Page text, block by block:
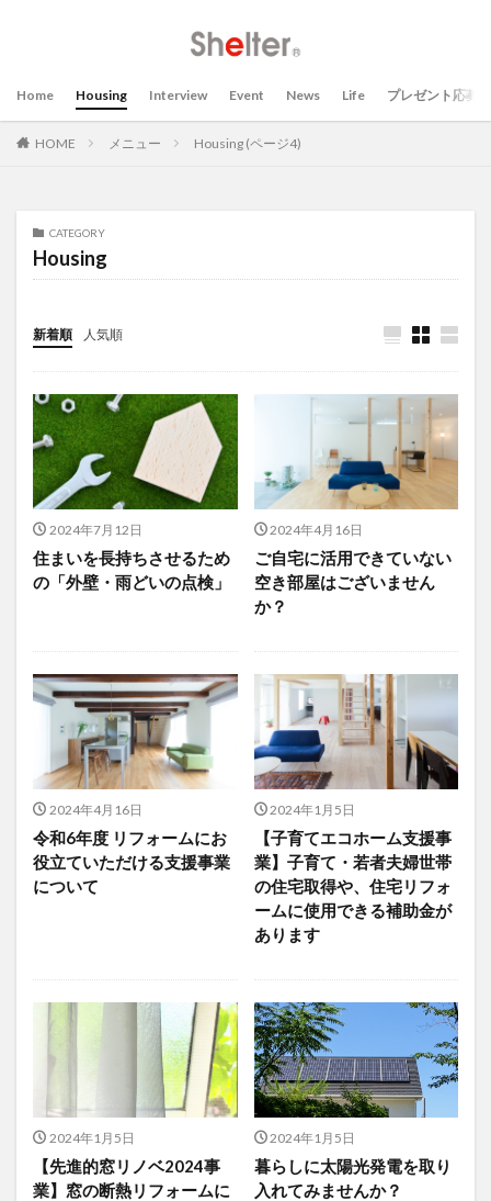
Home Housing Interview Event News Life プレゼント応募
HOME メニュー Housing (ページ4)
CATEGORY
Housing
新着順 人気順
2024年7月12日
住まいを長持ちさせるため
の「外壁・雨どいの点検」
2024年4月16日
ご自宅に活用できていない
空き部屋はございません
か？
2024年4月16日
令和6年度 リフォームにお
役立ていただける支援事業
について
2024年1月5日
【子育てエコホーム支援事
業】子育て・若者夫婦世帯
の住宅取得や、住宅リフォ
ームに使用できる補助金が
あります
2024年1月5日
【先進的窓リノベ2024事
業】窓の断熱リフォームに
2024年1月5日
暮らしに太陽光発電を取り
入れてみませんか？